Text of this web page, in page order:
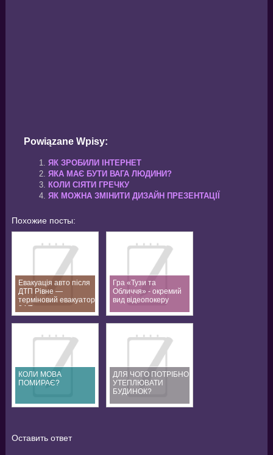
Powiązane Wpisy:
ЯК ЗРОБИЛИ ІНТЕРНЕТ
ЯКА МАЄ БУТИ ВАГА ЛЮДИНИ?
КОЛИ СІЯТИ ГРЕЧКУ
ЯК МОЖНА ЗМІНИТИ ДИЗАЙН ПРЕЗЕНТАЦІЇ
Похожие посты:
Евакуація авто після
ДТП Рівне —
терміновий евакуатор
24/7
Гра «Тузи та
Обличчя» - окремий
вид відеопокеру
КОЛИ МОВА
ПОМИРАЄ?
ДЛЯ ЧОГО ПОТРІБНО
УТЕПЛЮВАТИ
БУДИНОК?
Оставить ответ